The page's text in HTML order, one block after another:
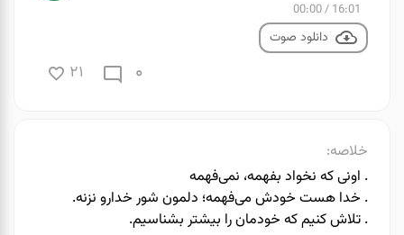
خلاصه:
. اونی که نخواد بفهمه، نمی‌فهمه
. خدا هست خودش می‌فهمه؛ دلمون شور خدارو نزنه.
. تلاش کنیم که خودمان را بیشتر بشناسیم.
16:01
/
00:00
دانلود صوت
0
21